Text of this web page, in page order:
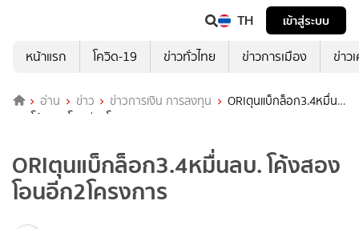
TH
เข้าสู่ระบบ
หน้าแรก
โควิด-19 ข่าวทั่วไทย ข่าวการเมือง ข่าว
อ่าน ข่าว ข่าวการเงิน การลงทุน
ORIตุนแบ็กล็อก3.4หมื่น
ลบ. โค้งสองโอนอีก2โครงการ
ORIตุนแบ็กล็อก3.4หมื่นลบ. โค้งสอง
โอนอีก2โครงการ